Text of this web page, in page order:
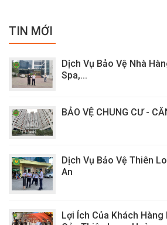
TIN MỚI
Dịch Vụ Bảo Vệ Nhà
Spa,...
BẢO VỆ CHUNG CƯ -
Dịch Vụ Bảo Vệ Thiên
An
Lợi Ích Của Khách